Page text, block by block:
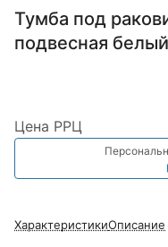
Тумба под
подвесная
Цена РРЦ
ХарактеристикиОписание